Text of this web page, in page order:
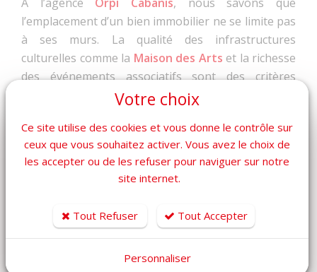
À l’agence Orpi Cabanis, nous savons que
l’emplacement d’un bien immobilier ne se limite pas
à ses murs. La qualité des infrastructures
culturelles comme la Maison des Arts et la richesse
des événements associatifs sont des critères
essentiels pour les familles qui cherchent à
Ce festival témoigne de la volonté de la municipalité
de proposer des activités de qualité pour la
jeunesse, renforçant l'attractivité de notre beau
Infos Pratiques
Maison des Arts, Le Beausset.
Votre choix
Ce site utilise des cookies et vous donne le contrôle sur
ceux que vous souhaitez activer. Vous avez le choix de
les accepter ou de les refuser pour naviguer sur notre
site internet.
Tout Refuser Tout Accepter
Personnaliser